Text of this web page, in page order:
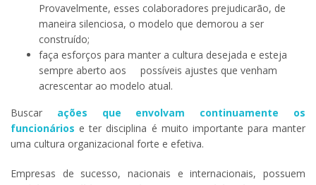
Provavelmente, esses colaboradores prejudicarão, de
maneira silenciosa, o modelo que demorou a ser
construído;
faça esforços para manter a cultura desejada e esteja
sempre aberto aos possíveis ajustes que venham
acrescentar ao modelo atual.
Buscar ações que envolvam continuamente os
funcionários e ter disciplina é muito importante para manter
uma cultura organizacional forte e efetiva.
Empresas de sucesso, nacionais e internacionais, possuem